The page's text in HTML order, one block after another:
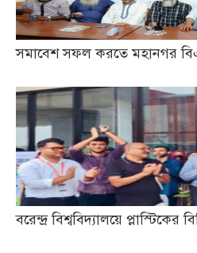
সমাবেশ সফল করতে মহানগর
বরেন্দ্র বিশ্ববিদ্যালয়ে